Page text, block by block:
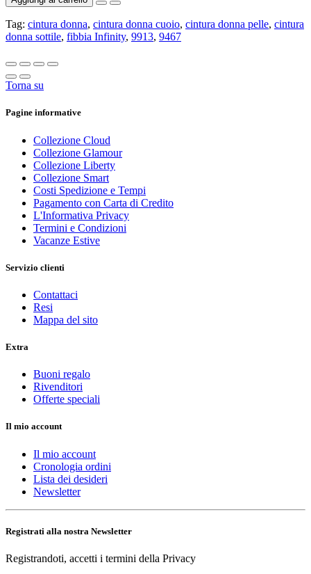
Tag: cintura donna, cintura donna cuoio, cintura donna pelle, cintura
donna sottile, fibbia Infinity, 9913, 9467
Torna su
Pagine informative
Collezione Cloud
Collezione Glamour
Collezione Liberty
Collezione Smart
Costi Spedizione e Tempi
Pagamento con Carta di Credito
L'Informativa Privacy
Termini e Condizioni
Vacanze Estive
Servizio clienti
Contattaci
Resi
Mappa del sito
Extra
Buoni regalo
Rivenditori
Offerte speciali
Il mio account
Il mio account
Cronologia ordini
Lista dei desideri
Newsletter
Registrati alla nostra Newsletter
Registrandoti, accetti i termini della Privacy